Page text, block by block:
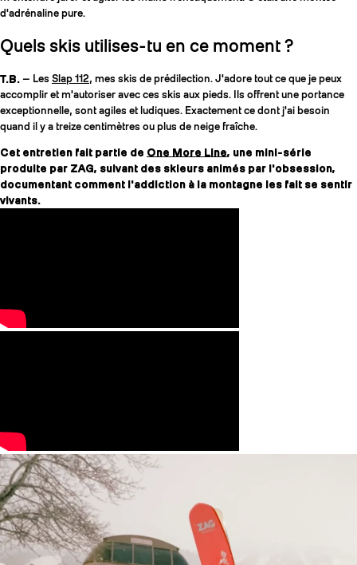
d'adrénaline pure.
Quels skis utilises-tu en ce moment ?
T.B. — Les Slap 112, mes skis de prédilection. J'adore tout ce que je peux
accomplir et m'autoriser avec ces skis aux pieds. Ils offrent une portance
exceptionnelle, sont agiles et ludiques. Exactement ce dont j'ai besoin
quand il y a treize centimètres ou plus de neige fraîche.
Cet entretien fait partie de One More Line, une mini-série
produite par ZAG, suivant des skieurs animés par l'obsession,
documentant comment l'addiction à la montagne les fait se sentir
vivants.